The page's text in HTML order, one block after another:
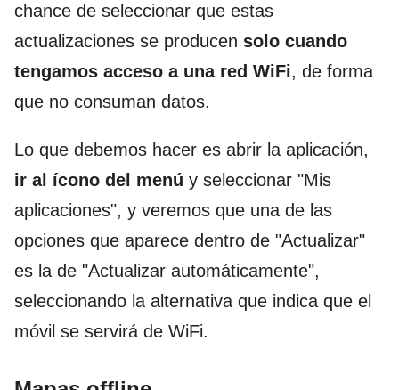
chance de seleccionar que estas
actualizaciones se producen solo cuando
tengamos acceso a una red WiFi, de forma
que no consuman datos.
Lo que debemos hacer es abrir la aplicación,
ir al ícono del menú y seleccionar "Mis
aplicaciones", y veremos que una de las
opciones que aparece dentro de "Actualizar"
es la de "Actualizar automáticamente",
seleccionando la alternativa que indica que el
móvil se servirá de WiFi.